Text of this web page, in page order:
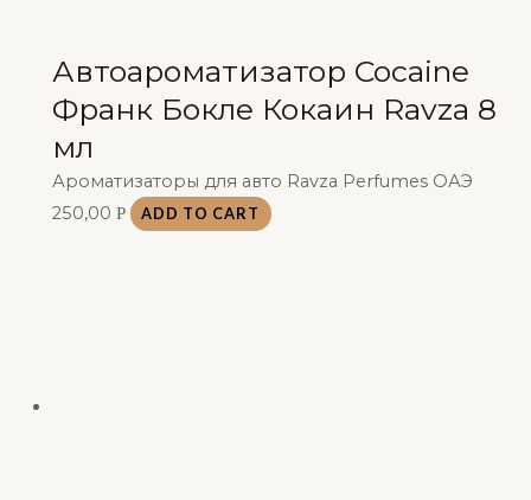
Автоароматизатор Cocaine
Франк Бокле Кокаин Ravza 8
мл
Ароматизаторы для авто Ravza Perfumes ОАЭ
250,00 Р ADD TO CART